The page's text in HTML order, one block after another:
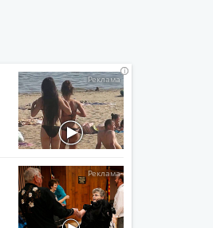
iiii